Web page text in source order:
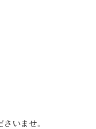
いませ。